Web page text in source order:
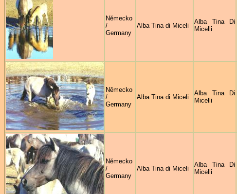
Německo
/
Germany
Alba Tina di Miceli
Alba Tina Di
Micelli
Německo
/
Germany
Alba Tina di Miceli
Alba Tina Di
Micelli
Německo
/
Germany
Alba Tina di Miceli
Alba Tina Di
Micelli